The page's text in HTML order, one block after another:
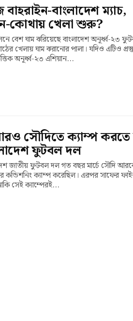
বাংলাদেশ ম্যাচ,
কোথায় খেলা শুরু?
বেশ ঘাম ঝরিয়েছে বাংলাদেশ অনূর্ধ্ব-২৩
খেলায় ঘাম ঝরানোর পালা। যদিও এটিও
অনূর্ধ্ব-২৩ এশিয়ান...
সৌদিতে ক্যাম্প করতে
ফুটবল দল
জাতীয় ফুটবল দল গত বছর মার্চে সৌদি
কন্ডিশনিং ক্যাম্প করেছিল। এরপর সাফের
সেই ক্যাম্পেরই...